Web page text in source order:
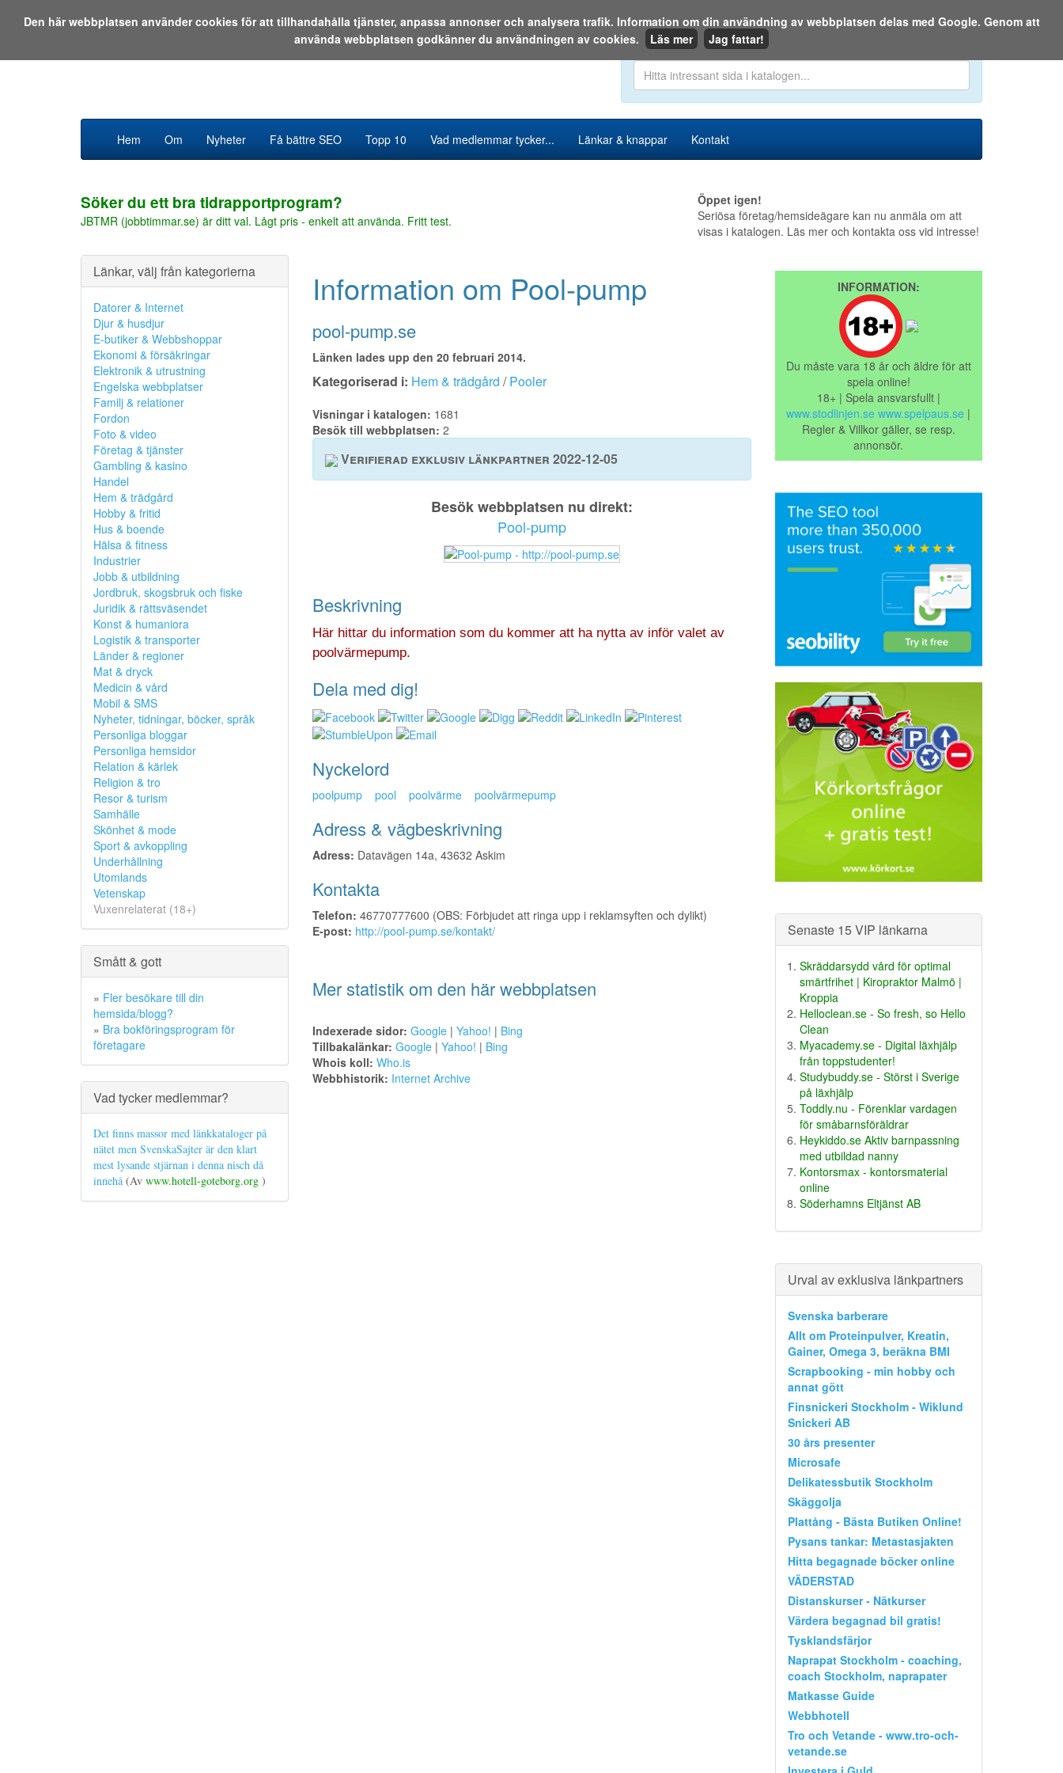
Den 7 augusti 2026
Sök i katalogen eller på webben:
Hem Om Nyheter Få bättre SEO Topp 10 Vad medlemmar tycker... Länkar & knappar Kontakt
Söker du ett bra tidrapportprogram?
JBTMR (jobbtimmar.se) är ditt val. Lågt pris - enkelt att använda. Fritt test.
Öppet igen!
Seriösa företag/hemsideägare kan nu anmäla om att
visas i katalogen. Läs mer och kontakta oss vid intresse!
Länkar, välj från kategorierna
Datorer & Internet
Djur & husdjur
E-butiker & Webbshoppar
Ekonomi & försäkringar
Elektronik & utrustning
Engelska webbplatser
Familj & relationer
Fordon
Foto & video
Företag & tjänster
Gambling & kasino
Handel
Hem & trädgård
Hobby & fritid
Hus & boende
Hälsa & fitness
Industrier
Jobb & utbildning
Jordbruk, skogsbruk och fiske
Juridik & rättsväsendet
Konst & humaniora
Logistik & transporter
Länder & regioner
Mat & dryck
Medicin & vård
Mobil & SMS
Nyheter, tidningar, böcker, språk
Personliga bloggar
Personliga hemsidor
Relation & kärlek
Religion & tro
Resor & turism
Samhälle
Skönhet & mode
Sport & avkoppling
Underhållning
Utomlands
Vetenskap
Vuxenrelaterat (18+)
Smått & gott
» Fler besökare till din
hemsida/blogg?
» Bra bokföringsprogram för
företagare
Vad tycker medlemmar?
Det finns massor med länkkataloger på
nätet men SvenskaSajter är den klart
mest lysande stjärnan i denna nisch då
innehå (Av www.hotell-goteborg.org )
Information om Pool-pump
pool-pump.se
Länken lades upp den 20 februari 2014.
Kategoriserad i: Hem & trädgård /Pooler
Visningar i katalogen: 1681
Besök till webbplatsen: 2
Verifierad exklusiv länkpartner 2022-12-05
Besök webbplatsen nu direkt:
Pool-pump
Beskrivning
Här hittar du information som du kommer att ha nytta av inför valet av
poolvärmepump.
Dela med dig!
Nyckelord
poolpump pool poolvärme poolvärmepump
Adress & vägbeskrivning
Adress: Datavägen 14a, 43632 Askim
Kontakta
Telefon: 46770777600 (OBS: Förbjudet att ringa upp i reklamsyften och dylikt)
E-post: http://pool-pump.se/kontakt/
Mer statistik om den här webbplatsen
Indexerade sidor: Google| Yahoo! | Bing
Tillbakalänkar: Google| Yahoo! | Bing
Whois koll: Who.is
Webbhistorik: Internet Archive
INFORMATION:
Du måste vara 18 år och äldre för att
spela online!
18+ | Spela ansvarsfullt |
www.stodlinjen.se www.spelpaus.se |
Regler & Villkor gäller, se resp.
annonsör.
Senaste 15 VIP länkarna
Skräddarsydd vård för optimal
smärtfrihet | Kiropraktor Malmö |
Kroppia
Helloclean.se - So fresh, so Hello
Clean
Myacademy.se - Digital läxhjälp
från toppstudenter!
Studybuddy.se - Störst i Sverige
på läxhjälp
Toddly.nu - Förenklar vardagen
för småbarnsföräldrar
Heykiddo.se Aktiv barnpassning
med utbildad nanny
Kontorsmax - kontorsmaterial
online
Söderhamns Eltjänst AB
Urval av exklusiva länkpartners
Svenska barberare
Allt om Proteinpulver, Kreatin,
Gainer, Omega 3, beräkna BMI
Scrapbooking - min hobby och
annat gött
Finsnickeri Stockholm - Wiklund
Snickeri AB
30 års presenter
Microsafe
Delikatessbutik Stockholm
Skäggolja
Plattång - Bästa Butiken Online!
Pysans tankar: Metastasjakten
Hitta begagnade böcker online
VÄDERSTAD
Distanskurser - Nätkurser
Värdera begagnad bil gratis!
Tysklandsfärjor
Naprapat Stockholm - coaching,
coach Stockholm, naprapater
Matkasse Guide
Webbhotell
Tro och Vetande - www.tro-och-
vetande.se
Den här webbplatsen använder cookies för att tillhandahålla tjänster, anpassa annonser och analysera trafik. Information om din användning av webbplatsen delas med Google. Genom att
använda webbplatsen godkänner du användningen av cookies.
Läs mer Jag fattar!